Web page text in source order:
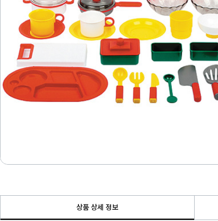
상품 상세 정보